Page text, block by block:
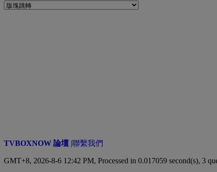
TVBOXNOW 論壇 |聯繫我們
GMT+8, 2026-8-6 12:42 PM, Processed in 0.017059 second(s), 3